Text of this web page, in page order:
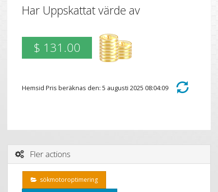
Har Uppskattat värde av
$ 131.00
Hemsid Pris beräknas den: 5 augusti 2025 08:04:09
Fler actions
sökmotoroptimering